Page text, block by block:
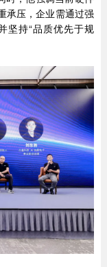
承压，企业需通过强
坚持“品质优先于规